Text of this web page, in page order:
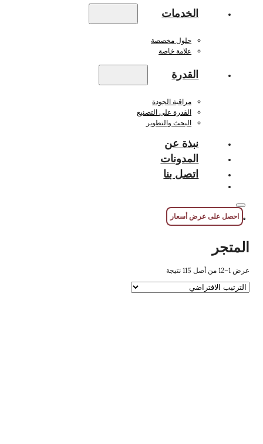
الخدمات
حلول مخصصة
علامة خاصة
القدرة
مراقبة الجودة
القدرة على التصنيع
البحث والتطوير
نبذة عن
المدونات
اتصل بنا
احصل على عرض أسعار
المتجر
عرض 1–12 من أصل 115 نتيجة